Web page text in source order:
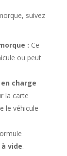
suivez
: Ce
ou peut
charge
la carte
le véhicule
vide.